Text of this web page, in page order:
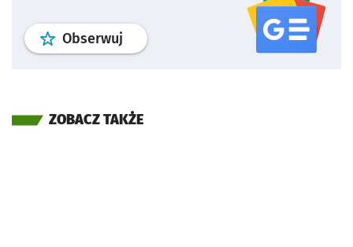
Obserwuj profil serwisu
ZOBACZ TAKŻE